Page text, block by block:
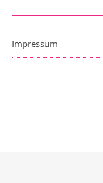
Impressum